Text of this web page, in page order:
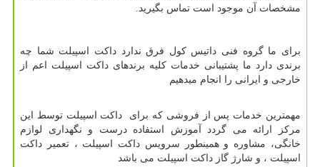
مشخصات آن موجود است تماس بگیرید.
برای ما گروه فنی داتیس کول فرق ندارد داکت اسپیلت شما چه
برندی دارد ما پشتیبانی خدمات کلیه برندهای داکت اسپیلت اعم از
خارجی و ایرانی را انجام میدهیم
مهمترین خدمات پس از فروشی که برای داکت اسپیلت توسط این
مرکز ارائه می گردد آموزش استفاده درست و نگهداری لوازم
خانگی، مشاوره و همینطور سرویس داکت اسپیلت ، تعمیر داکت
اسپیلت ، و شارژ گاز داکت اسپیلت می باشد